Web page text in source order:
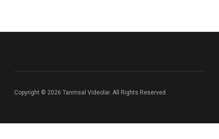
Copyright © 2026 Tarımsal Videolar. All Rights Reserved.